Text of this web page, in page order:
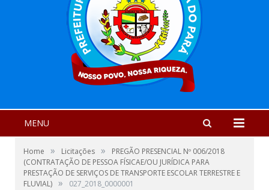
MENU
Home » Licitações »
PREGÃO PRESENCIAL Nº 006/2018
(CONTRATAÇÃO DE PESSOA FÍSICAE/OU JURÍDICA PARA
PRESTAÇÃO DE SERVIÇOS DE TRANSPORTE ESCOLAR TERRESTRE E
FLUVIAL) » 027_2018_0000001